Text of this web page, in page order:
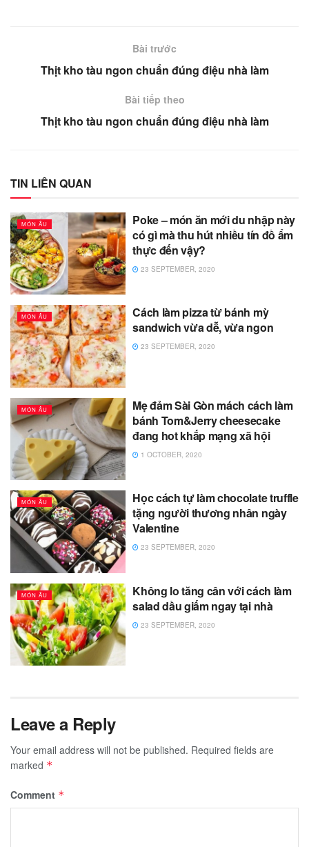
Bài trước
Thịt kho tàu ngon chuẩn đúng điệu nhà làm
Bài tiếp theo
Thịt kho tàu ngon chuẩn đúng điệu nhà làm
TIN LIÊN QUAN
MÓN ÂU
Poke – món ăn mới du nhập này
có gì mà thu hút nhiều tín đồ ẩm
thực đến vậy?
23 SEPTEMBER, 2020
MÓN ÂU
Cách làm pizza từ bánh mỳ
sandwich vừa dễ, vừa ngon
23 SEPTEMBER, 2020
MÓN ÂU
Mẹ đảm Sài Gòn mách cách làm
bánh Tom&Jerry cheesecake
đang hot khắp mạng xã hội
1 OCTOBER, 2020
MÓN ÂU
Học cách tự làm chocolate truffle
tặng người thương nhân ngày
Valentine
23 SEPTEMBER, 2020
MÓN ÂU
Không lo tăng cân với cách làm
salad dầu giấm ngay tại nhà
23 SEPTEMBER, 2020
Leave a Reply
Your email address will not be published. Required fields are
marked *
Comment *